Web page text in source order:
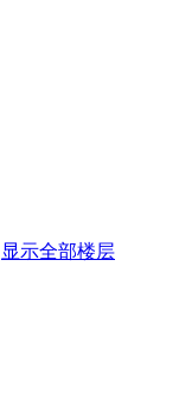
显示全部楼层